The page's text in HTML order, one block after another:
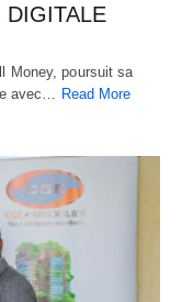
DIGITALE
Money, poursuit sa
avec… Read More